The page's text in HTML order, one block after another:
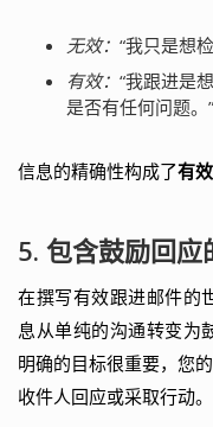
无效： “我只是想
有效： “我跟进是
是否有任何问题。”
信息的精确性构成了有
5. 包含鼓励回应
在撰写有效跟进邮件的
息从单纯的沟通转变为
明确的目标很重要，您
收件人回应或采取行动。